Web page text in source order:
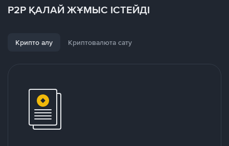
P2P ҚАЛАЙ ЖҰМЫС ІСТЕЙДІ
Крипто алу Криптовалюта сату